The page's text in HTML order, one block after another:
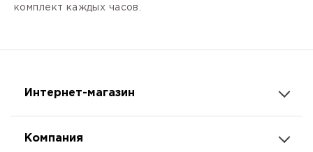
комплект каждых часов.
Интернет-магазин
Компания